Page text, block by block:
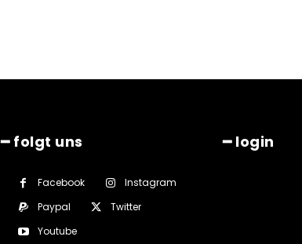
━ folgt uns
Facebook
Instagram
Paypal
Twitter
Youtube
━ login